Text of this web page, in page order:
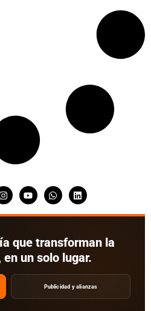
que transforman la
un solo lugar.
Publicidad y alianzas